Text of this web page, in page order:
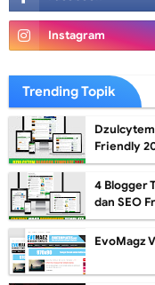
Trending Topik
Friendly
4 Blogger
dan SEO
EvoMagz